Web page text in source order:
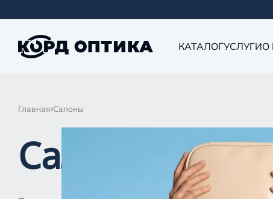
КАТАЛОГУСЛУГИО
Главная Салоны
Салоны КОРД